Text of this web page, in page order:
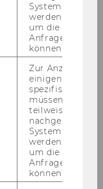
innen
System
werden.
um die Antwort
Anfrage
können.
Zur Anzeige von
einigen WU-
spezifischen
müssen
teilweise von
nachgelagerten
System
werden.
um die Antwort
Anfrage
können.